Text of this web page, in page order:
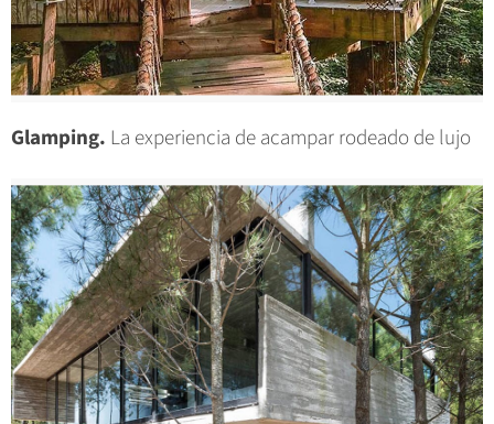
Glamping. La experiencia de acampar rodeado de lujo